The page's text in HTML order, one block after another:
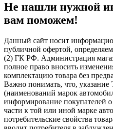
Не нашли нужной
вам поможем!
Данный сайт носит
публичной офертой,
(2) ГК РФ. Администрация
полное право вносить
комплектацию товара без
Важно понимать, что,
(наименований марок
информирование покупателей
части к той или иной марке
потребительские свойства